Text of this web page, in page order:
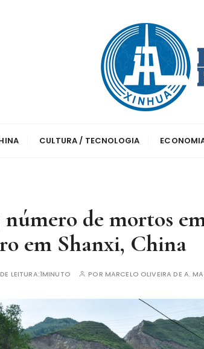
Diario de
CULTURA / TECNOLOGIA
número de mortos
em Shanxi, China
LEITURA:1MINUTO POR MARCELO OLIVEIRA DE A.